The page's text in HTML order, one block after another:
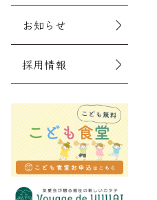
お知らせ
採用情報